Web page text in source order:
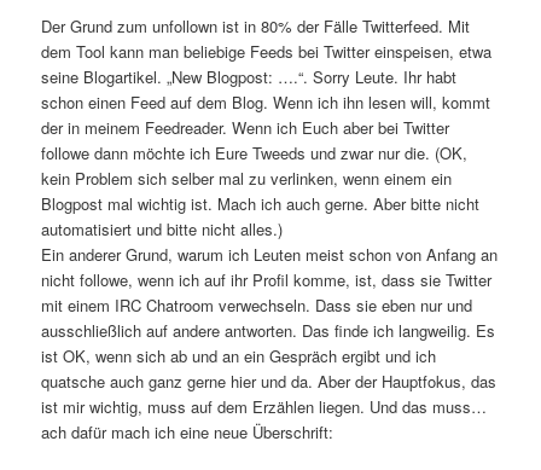
Der Grund zum unfollown ist in 80% der Fälle Twitterfeed. Mit
dem Tool kann man beliebige Feeds bei Twitter einspeisen, etwa
seine Blogartikel. „New Blogpost: ….“. Sorry Leute. Ihr habt
schon einen Feed auf dem Blog. Wenn ich ihn lesen will, kommt
der in meinem Feedreader. Wenn ich Euch aber bei Twitter
followe dann möchte ich Eure Tweeds und zwar nur die. (OK,
kein Problem sich selber mal zu verlinken, wenn einem ein
Blogpost mal wichtig ist. Mach ich auch gerne. Aber bitte nicht
automatisiert und bitte nicht alles.)
Ein anderer Grund, warum ich Leuten meist schon von Anfang an
nicht followe, wenn ich auf ihr Profil komme, ist, dass sie Twitter
mit einem IRC Chatroom verwechseln. Dass sie eben nur und
ausschließlich auf andere antworten. Das finde ich langweilig. Es
ist OK, wenn sich ab und an ein Gespräch ergibt und ich
quatsche auch ganz gerne hier und da. Aber der Hauptfokus, das
ist mir wichtig, muss auf dem Erzählen liegen. Und das muss…
ach dafür mach ich eine neue Überschrift: